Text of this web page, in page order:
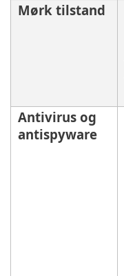
Mørk tilstand
Antivirus og
antispyware